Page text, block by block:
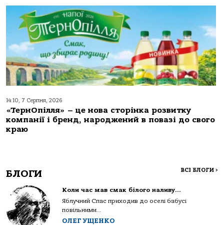
14:10, 7 Серпня, 2026
«ТернОпілля» – це нова сторінка розвитку
компанії і бренд, народжений в повазі до свого
краю
БЛОГИ ВСІ БЛОГИ >
Коли час мав смак білого наливу…
Яблучний Спас приходив до оселі бабусі
повільними...
ОЛЕГ УЩЕНКО